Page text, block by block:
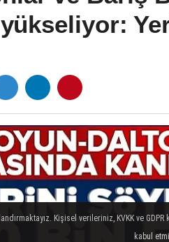
yükseliyor:
Kişisel verileriniz, KVKK ve
kabul